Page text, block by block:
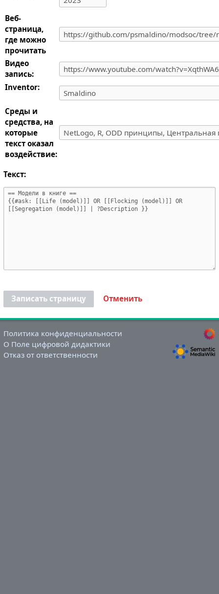
Веб-
страница,
где можно
прочитать
Видео
запись:
Inventor:
Среды и
средства, на
которые
текст оказал
воздействие:
Текст:
Записать страницу Отменить
Политика конфиденциальности
О Поле цифровой дидактики
Отказ от ответственности